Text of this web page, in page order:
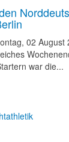
02 August
war die...